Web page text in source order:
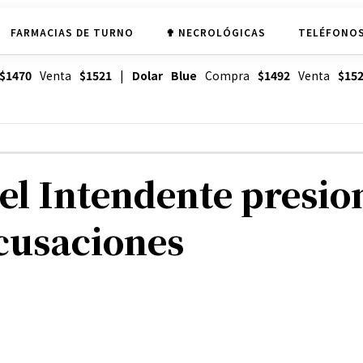
FARMACIAS DE TURNO ✟ NECROLÓGICAS
Venta $1521| Dolar Blue Compra $1492Venta
Intendente